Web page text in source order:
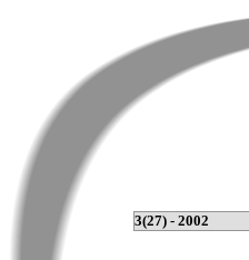
3(27) - 2002